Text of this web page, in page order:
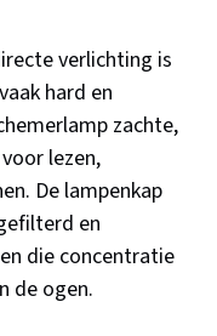
verlichting is
hard en
zachte,
lezen,
De lampenkap
en
die concentratie
de ogen.